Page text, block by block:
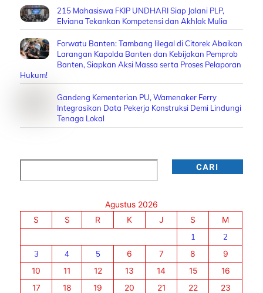
215 Mahasiswa FKIP UNDHARI Siap Jalani PLP,
Elviana Tekankan Kompetensi dan Akhlak Mulia
Forwatu Banten: Tambang Iilegal di Citorek Abaikan
Larangan Kapolda Banten dan Kebijakan Pemprob
Banten, Siapkan Aksi Massa serta Proses Pelaporan
Hukum!
Gandeng Kementerian PU, Wamenaker Ferry
Integrasikan Data Pekerja Konstruksi Demi Lindungi
Tenaga Lokal
CARI
Agustus 2026
S
S R K J S
M
1
2
3
4 5 6 7 8
9
10
11 12 13 14 15
16
17
18 19 20 21 22
23